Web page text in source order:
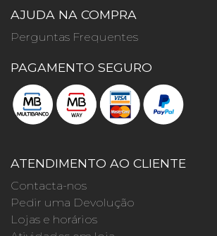
AJUDA NA COMPRA
Perguntas Frequentes
PAGAMENTO SEGURO
ATENDIMENTO AO CLIENTE
Contacta-nos
Pedir uma Devolução
Lojas e horários